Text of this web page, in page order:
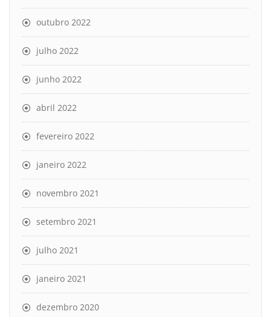
outubro 2022
julho 2022
junho 2022
abril 2022
fevereiro 2022
janeiro 2022
novembro 2021
setembro 2021
julho 2021
janeiro 2021
dezembro 2020